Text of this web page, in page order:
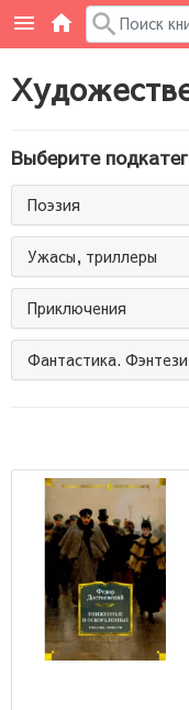
Выберите
Поэзия
Ужасы, триллеры
Приключения
Фантастика. Фэнтези